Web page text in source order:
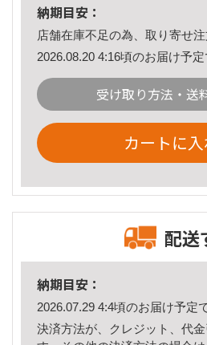
納期目安：
店舗在庫不足の為、取り寄せ注
2026.08.20 4:16頃のお届け予定
受け取り方法・送
カートに
配送
納期目安：
2026.07.29 4:4頃のお届け予定
決済方法が、クレジット、代